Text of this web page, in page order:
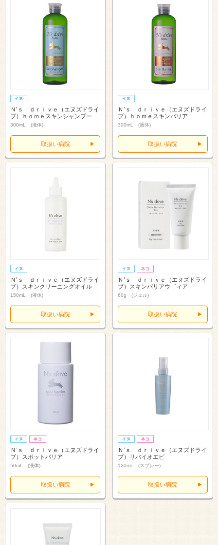
Ｎ’ｓ ｄｒｉｖｅ（エヌズドライ
ブ）ｈｏｍｅスキンシャンプー
300mL (液体)
取扱い病院
Ｎ’ｓ ｄｒｉｖｅ（エヌズドライ
ブ）ｈｏｍｅスキンバリア
300mL (液体)
取扱い病院
Ｎ’ｓ ｄｒｉｖｅ（エヌズドライ
ブ）スキンクリーニングオイル
150mL (液体)
取扱い病院
Ｎ’ｓ ｄｒｉｖｅ（エヌズドライ
ブ）スキンバリアウ゛ィア
60g (ジェル)
取扱い病院
Ｎ’ｓ ｄｒｉｖｅ（エヌズドライ
ブ）スポットバリア
50mL (液体)
取扱い病院
Ｎ’ｓ ｄｒｉｖｅ（エヌズドライ
ブ）リバイオエピ
120mL (スプレー)
取扱い病院